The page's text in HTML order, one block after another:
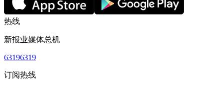
热线
新报业媒体总机
63196319
订阅热线